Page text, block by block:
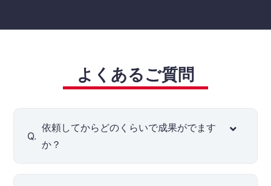
よくあるご質問
Q.
依頼してからどのくらいで成果がでます
か？